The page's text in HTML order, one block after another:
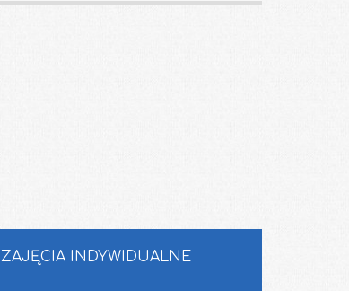
ZAJĘCIA INDYWIDUALNE